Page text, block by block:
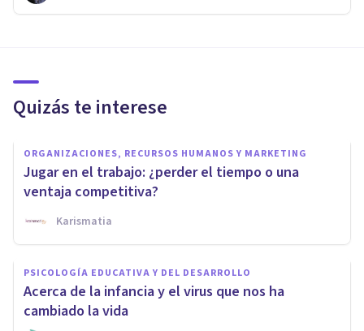
Quizás te interese
ORGANIZACIONES, RECURSOS HUMANOS Y MARKETING
Jugar en el trabajo: ¿perder el tiempo o una
ventaja competitiva?
Karismatia
PSICOLOGÍA EDUCATIVA Y DEL DESARROLLO
Acerca de la infancia y el virus que nos ha
cambiado la vida